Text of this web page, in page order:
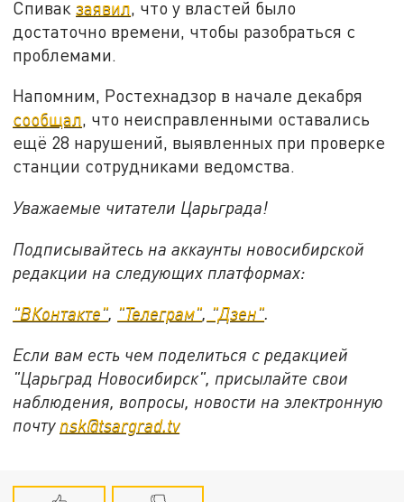
Спивак заявил , что у властей было
достаточно времени, чтобы разобраться с
проблемами.
Напомним, Ростехнадзор в начале декабря
сообщал, что неисправленными оставались
ещё 28 нарушений, выявленных при проверке
станции сотрудниками ведомства.
Уважаемые читатели Царьграда!
Подписывайтесь на аккаунты новосибирской
редакции на следующих платформах:
"ВКонтакте", "Телеграм", "Дзен".
Если вам есть чем поделиться с редакцией
"Царьград Новосибирск", присылайте свои
наблюдения, вопросы, новости на электронную
почту nsk@tsargrad.tv